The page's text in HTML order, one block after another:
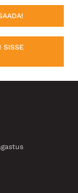
SISSE